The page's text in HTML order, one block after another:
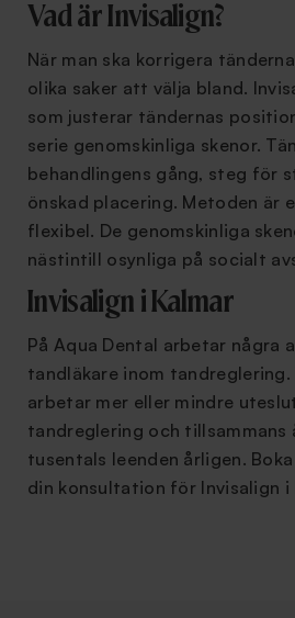
Vad är Invisalign?
När man ska korrigera
olika saker att välja bland.
som justerar tändernas
serie genomskinliga skenor.
behandlingens gång, steg för
önskad placering. Metoden är
flexibel. De genomskinliga
nästintill osynliga på socialt
Invisalign i Kalmar
På Aqua Dental arbetar några
tandläkare inom tandreglering.
arbetar mer eller mindre
tandreglering och tillsammans
tusentals leenden årligen.
din konsultation för Invisalign i